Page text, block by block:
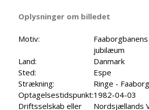
Oplysninger om billedet
Motiv:
jubilæum
Land:
Danmark
Sted:
Espe
Strækning:
Ringe - Faaborg
Optagelsestidspunkt:1982-04-03
Driftsselskab eller
Nordsjællands